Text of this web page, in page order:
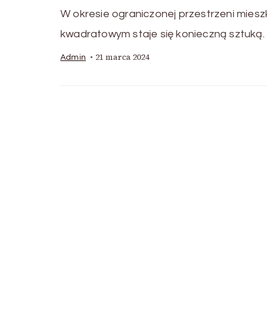
W okresie ograniczonej przestrzeni
kwadratowym staje się konieczną sztuką.
Admin 21 marca 2024